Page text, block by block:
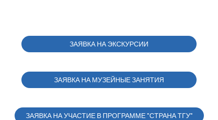
ЗАЯВКА НА ЭКСКУРСИИ
ЗАЯВКА НА МУЗЕЙНЫЕ ЗАНЯТИЯ
ЗАЯВКА НА УЧАСТИЕ В ПРОГРАММЕ "СТРАНА ТГУ"